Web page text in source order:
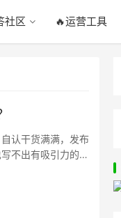
社区 🔥运营工具
认干货满满，发布
不出有吸引力的，